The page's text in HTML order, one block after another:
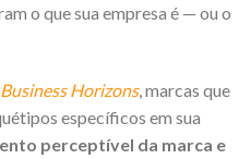
o que sua empresa é — ou o
Business Horizons, marcas que
específicos em sua
perceptível da marca e